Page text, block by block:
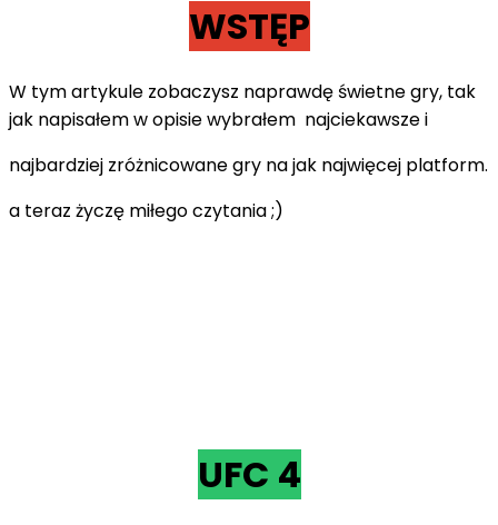
WSTĘP
W tym artykule zobaczysz naprawdę świetne gry, tak
jak napisałem w opisie wybrałem najciekawsze i
najbardziej zróżnicowane gry na jak najwięcej platform.
a teraz życzę miłego czytania ;)
UFC 4